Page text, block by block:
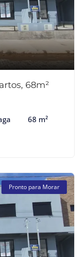
68m²
68 m²
Pronto para Morar